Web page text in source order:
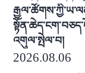
འགུལ་སྤེལ་བ།
2026.08.06